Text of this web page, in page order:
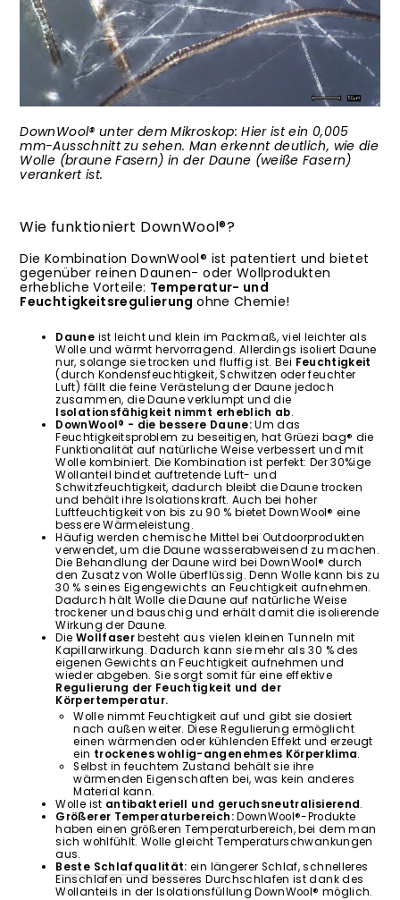
DownWool® unter dem Mikroskop: Hier ist ein 0,005
mm-Ausschnitt zu sehen. Man erkennt deutlich, wie die
Wolle (braune Fasern) in der Daune (weiße Fasern)
verankert ist.
Wie funktioniert DownWool®?
Die Kombination DownWool® ist patentiert und bietet
gegenüber reinen Daunen- oder Wollprodukten
erhebliche Vorteile: Temperatur- und
Feuchtigkeitsregulierungohne Chemie!
Daune ist leicht und klein im Packmaß, viel leichter als
Wolle und wärmt hervorragend. Allerdings isoliert Daune
nur, solange sie trocken und fluffig ist. Bei Feuchtigkeit
(durch Kondensfeuchtigkeit, Schwitzen oder feuchter
Luft) fällt die feine Verästelung der Daune jedoch
zusammen, die Daune verklumpt und die
Isolationsfähigkeit nimmt erheblich ab.
DownWool® - die bessere Daune:Um das
Feuchtigkeitsproblem zu beseitigen, hat Grüezi bag® die
Funktionalität auf natürliche Weise verbessert und mit
Wolle kombiniert. Die Kombination ist perfekt: Der 30%ige
Wollanteil bindet auftretende Luft- und
Schwitzfeuchtigkeit, dadurch bleibt die Daune trocken
und behält ihre Isolationskraft. Auch bei hoher
Luftfeuchtigkeit von bis zu 90 % bietet DownWool® eine
bessere Wärmeleistung.
Häufig werden chemische Mittel bei Outdoorprodukten
verwendet, um die Daune wasserabweisend zu machen.
Die Behandlung der Daune wird bei DownWool® durch
den Zusatz von Wolle überflüssig. Denn Wolle kann bis zu
30 % seines Eigengewichts an Feuchtigkeit aufnehmen.
Dadurch hält Wolle die Daune auf natürliche Weise
trockener und bauschig und erhält damit die isolierende
Wirkung der Daune.
Die Wollfaserbesteht aus vielen kleinen Tunneln mit
Kapillarwirkung. Dadurch kann sie mehr als 30 % des
eigenen Gewichts an Feuchtigkeit aufnehmen und
wieder abgeben. Sie sorgt somit für eine effektive
Regulierung der Feuchtigkeit und der
Körpertemperatur.
Wolle nimmt Feuchtigkeit auf und gibt sie dosiert
nach außen weiter. Diese Regulierung ermöglicht
einen wärmenden oder kühlenden Effekt und erzeugt
ein trockenes wohlig-angenehmes Körperklima.
Selbst in feuchtem Zustand behält sie ihre
wärmenden Eigenschaften bei, was kein anderes
Material kann.
Wolle ist antibakteriell und geruchsneutralisierend.
Größerer Temperaturbereich:DownWool®-Produkte
haben einen größeren Temperaturbereich, bei dem man
sich wohlfühlt. Wolle gleicht Temperaturschwankungen
aus.
Beste Schlafqualität: ein längerer Schlaf, schnelleres
Einschlafen und besseres Durchschlafen ist dank des
Wollanteils in der Isolationsfüllung DownWool® möglich.